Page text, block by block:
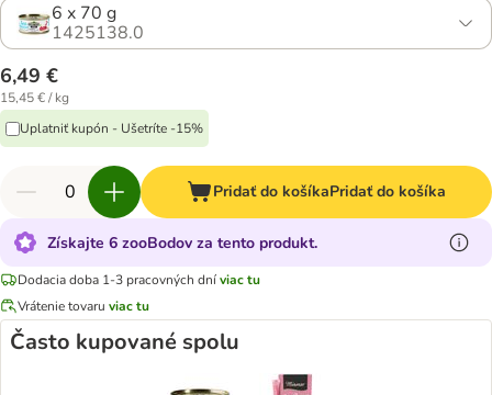
6 x 70 g
1425138.0
6,49 €
15,45 € / kg
Uplatniť kupón - Ušetríte -15%
Pridať do košíkaPridať do košíka
Získajte 6 zooBodov za tento produkt.
Dodacia doba 1-3 pracovných dníviac tu
Vrátenie tovaru viac tu
Často kupované spolu